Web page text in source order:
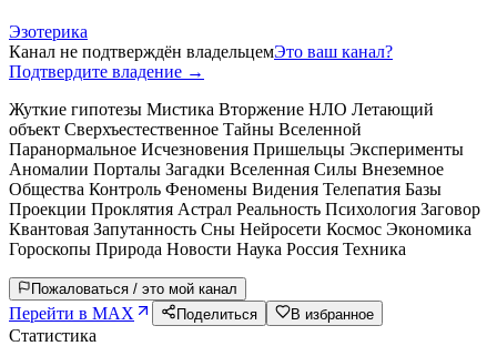
Эзотерика
Канал не подтверждён владельцемЭто ваш канал?
Подтвердите владение →
Жуткие гипотезы Мистика Вторжение НЛО Летающий
объект Сверхъестественное Тайны Вселенной
Паранормальное Исчезновения Пришельцы Эксперименты
Аномалии Порталы Загадки Вселенная Силы Внеземное
Общества Контроль Феномены Видения Телепатия Базы
Проекции Проклятия Астрал Реальность Психология Заговор
Квантовая Запутанность Сны Нейросети Космос Экономика
Гороскопы Природа Новости Наука Россия Техника
Пожаловаться / это мой канал
Перейти в MAX Поделиться В избранное
Статистика